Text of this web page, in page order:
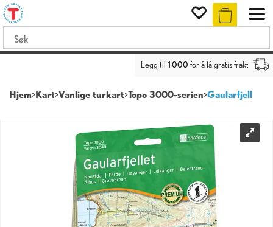
Legg til 1 000 for å få gratis frakt
Hjem>Kart>Vanlige turkart>Topo 3000-serien>Gaularfjell